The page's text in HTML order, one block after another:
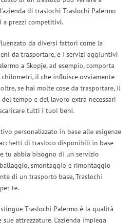
di traslochi Traslochi Palermo
a prezzi competitivi.
da diversi fattori come la
da trasportare, e i servizi aggiuntivi
a Skopje, ad esempio, comporta
il che influisce ovviamente
se hai molte cose da trasportare, il
tempo e del lavoro extra necessari
tutti i tuoi beni.
personalizzato in base alle esigenze
di trasloco disponibili in base
tu abbia bisogno di un servizio
smontaggio e rimontaggio
di un trasporto base, Traslochi
te.
Traslochi Palermo è la qualità
attrezzature. L’azienda impiega